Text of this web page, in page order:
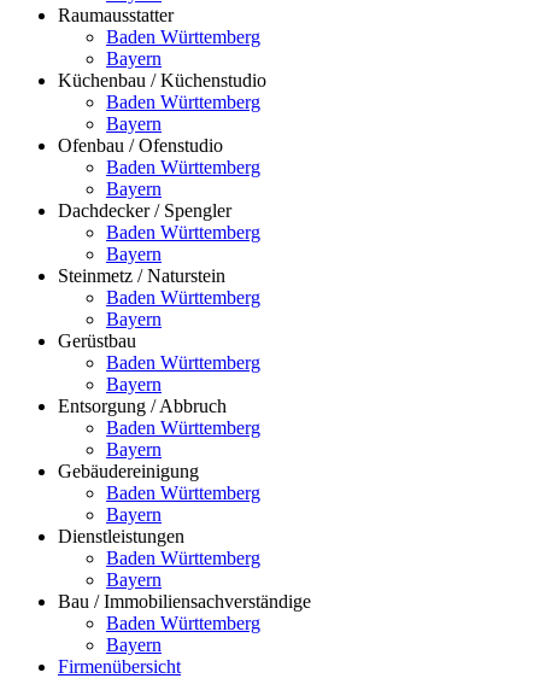
Raumausstatter
Baden Württemberg
Bayern
Küchenbau / Küchenstudio
Baden Württemberg
Bayern
Ofenbau / Ofenstudio
Baden Württemberg
Bayern
Dachdecker / Spengler
Baden Württemberg
Bayern
Steinmetz / Naturstein
Baden Württemberg
Bayern
Gerüstbau
Baden Württemberg
Bayern
Entsorgung / Abbruch
Baden Württemberg
Bayern
Gebäudereinigung
Baden Württemberg
Bayern
Dienstleistungen
Baden Württemberg
Bayern
Bau / Immobiliensachverständige
Baden Württemberg
Bayern
Firmenübersicht